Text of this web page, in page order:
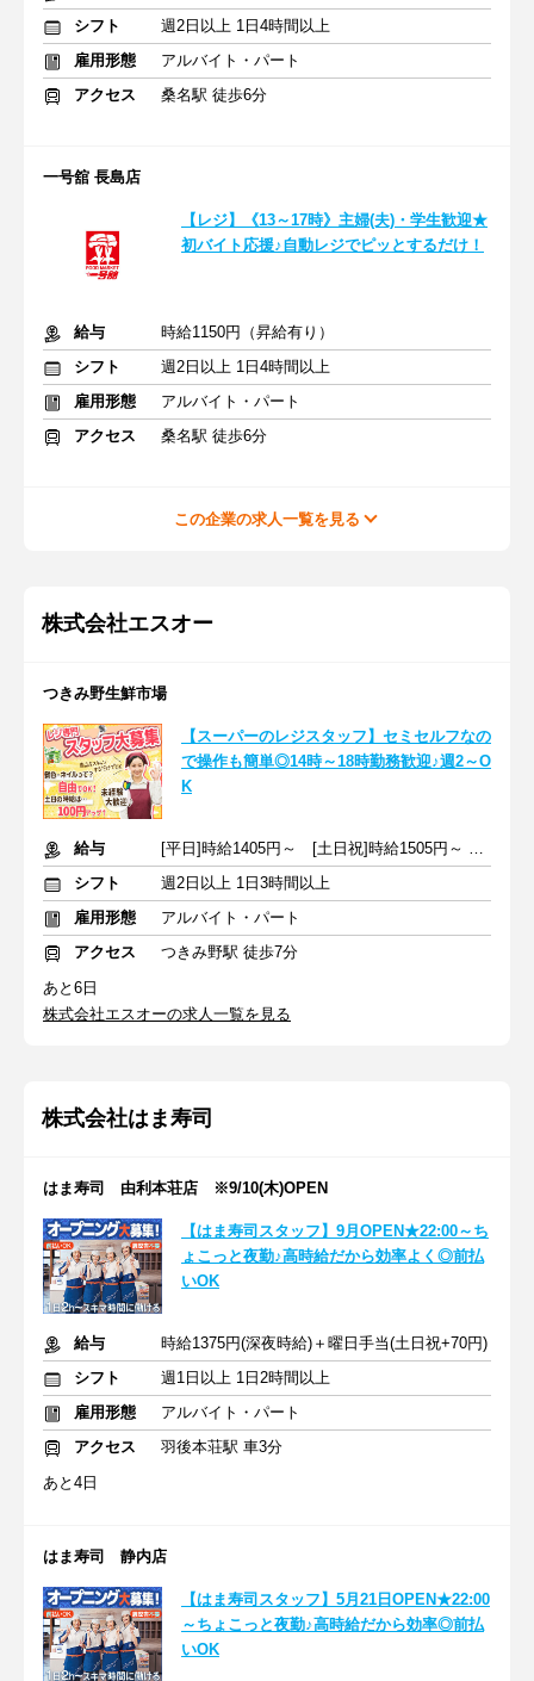
シフト
週2日以上 1日4時間以上
雇用形態
アルバイト・パート
アクセス
桑名駅 徒歩6分
一号舘 長島店
【レジ】《13～17時》主婦(夫)・学生歓迎★
初バイト応援♪自動レジでピッとするだけ！
給与
時給1150円（昇給有り）
シフト
週2日以上 1日4時間以上
雇用形態
アルバイト・パート
アクセス
桑名駅 徒歩6分
この企業の求人一覧を見る
株式会社エスオー
つきみ野生鮮市場
【スーパーのレジスタッフ】セミセルフなの
で操作も簡単◎14時～18時勤務歓迎♪週2～O
K
給与
[平日]時給1405円～ [土日祝]時給1505円～ ＋交通費全額支給
シフト
週2日以上 1日3時間以上
雇用形態
アルバイト・パート
アクセス
つきみ野駅 徒歩7分
あと6日
株式会社エスオーの求人一覧を見る
株式会社はま寿司
はま寿司 由利本荘店 ※9/10(木)OPEN
【はま寿司スタッフ】9月OPEN★22:00～ち
ょこっと夜勤♪高時給だから効率よく◎前払
いOK
給与
時給1375円(深夜時給)＋曜日手当(土日祝+70円)
シフト
週1日以上 1日2時間以上
雇用形態
アルバイト・パート
アクセス
羽後本荘駅 車3分
あと4日
はま寿司 静内店
【はま寿司スタッフ】5月21日OPEN★22:00
～ちょこっと夜勤♪高時給だから効率◎前払
いOK